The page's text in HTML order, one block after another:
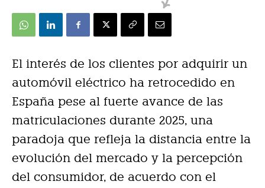
El interés de los clientes por adquirir un
automóvil eléctrico ha retrocedido en
España pese al fuerte avance de las
matriculaciones durante 2025, una
paradoja que refleja la distancia entre la
evolución del mercado y la percepción
del consumidor, de acuerdo con el